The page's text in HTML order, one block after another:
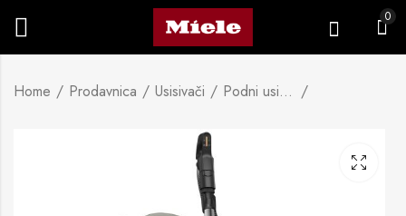
0
Home Prodavnica Usisivači Podni usisivači s vrećicom